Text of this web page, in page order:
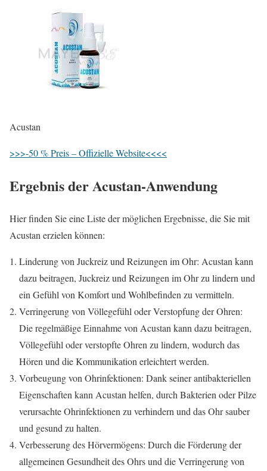
Acustan
>>>-50 % Preis – Offizielle Website<<<<
Ergebnis der Acustan-Anwendung
Hier finden Sie eine Liste der möglichen Ergebnisse, die Sie mit
Acustan erzielen können:
Linderung von Juckreiz und Reizungen im Ohr: Acustan kann
dazu beitragen, Juckreiz und Reizungen im Ohr zu lindern und
ein Gefühl von Komfort und Wohlbefinden zu vermitteln.
Verringerung von Völlegefühl oder Verstopfung der Ohren:
Die regelmäßige Einnahme von Acustan kann dazu beitragen,
Völlegefühl oder verstopfte Ohren zu lindern, wodurch das
Hören und die Kommunikation erleichtert werden.
Vorbeugung von Ohrinfektionen: Dank seiner antibakteriellen
Eigenschaften kann Acustan helfen, durch Bakterien oder Pilze
verursachte Ohrinfektionen zu verhindern und das Ohr sauber
und gesund zu halten.
Verbesserung des Hörvermögens: Durch die Förderung der
allgemeinen Gesundheit des Ohrs und die Verringerung von